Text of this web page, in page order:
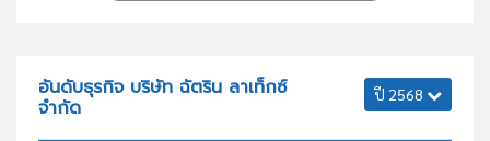
อันดับธุรกิจ บริษัท ฉัตริน ลาเท็กซ์
จำกัด
ปี 2568